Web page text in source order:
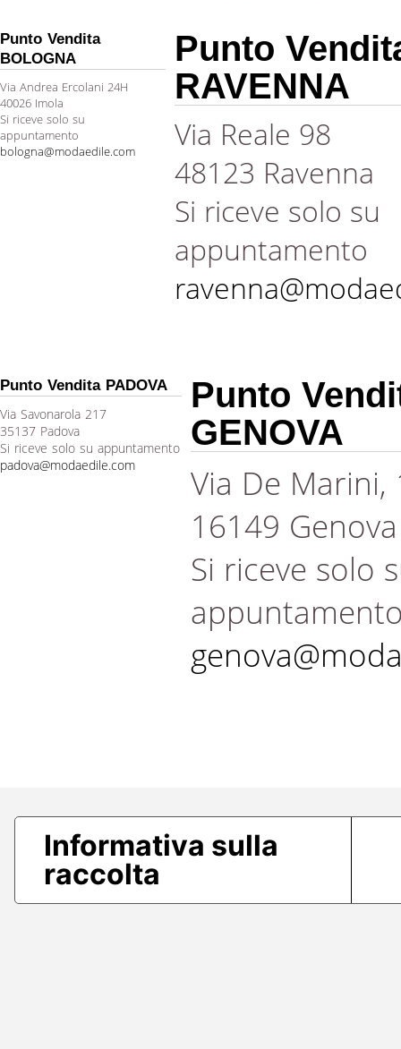
Punto Vendita
BOLOGNA
Via Andrea Ercolani 24H
40026 Imola
Si riceve solo su
appuntamento
bologna@modaedile.com
Punto
RAVENNA
Via Reale 98
48123 Ravenna
Si riceve solo su
appuntamento
Punto Vendita PADOVA
Via Savonarola 217
35137 Padova
Si riceve solo su appuntamento
padova@modaedile.com
Punto
GENOVA
Via De Marini,
16149 Genova
Si riceve solo
Informativa sulla
raccolta